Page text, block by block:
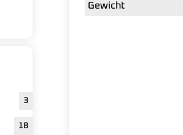
3
18
Gewicht